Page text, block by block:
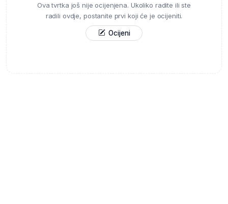
Ova tvrtka još nije ocijenjena. Ukoliko radite ili ste
radili ovdje, postanite prvi koji će je ocijeniti.
Ocijeni